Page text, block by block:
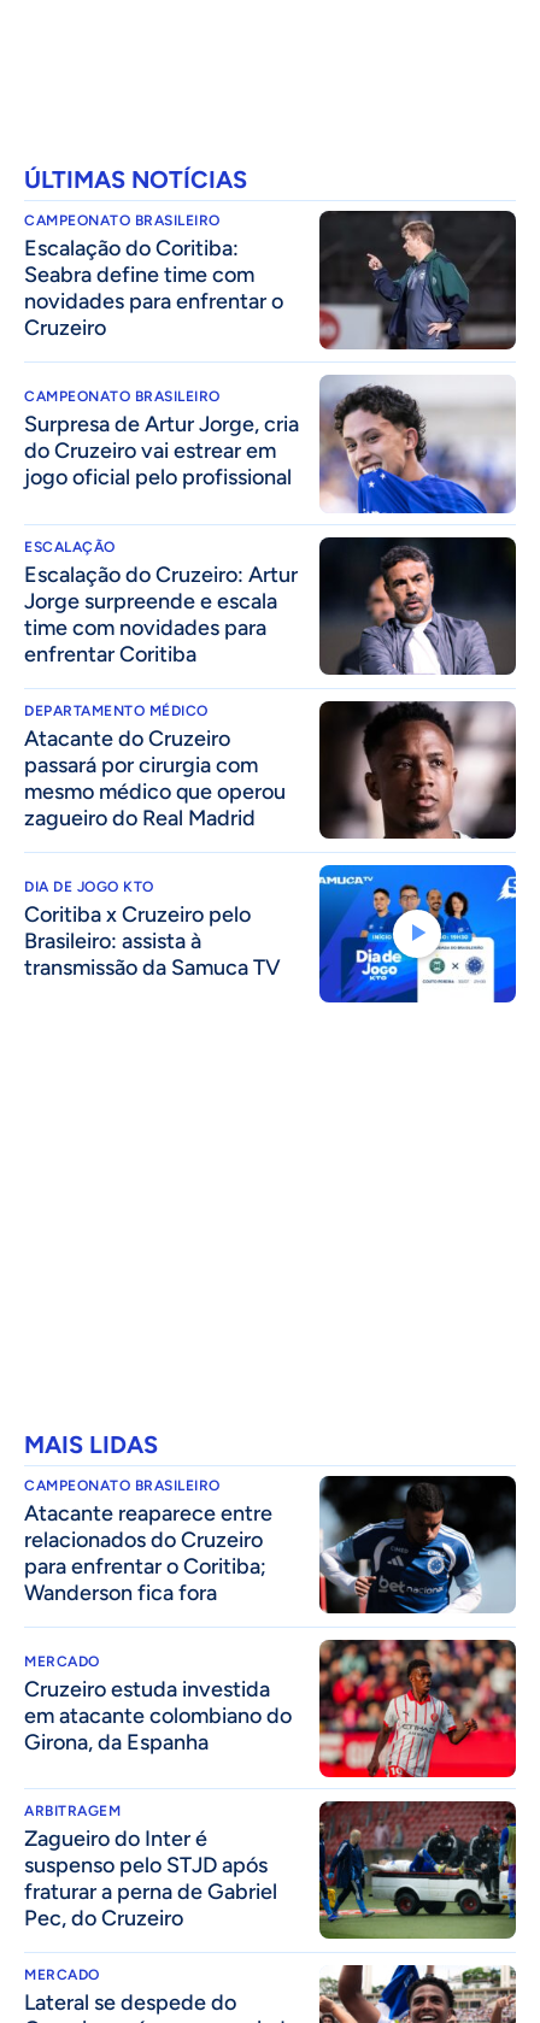
ÚLTIMAS NOTÍCIAS
CAMPEONATO BRASILEIRO
Escalação do Coritiba:
Seabra define time com
novidades para enfrentar o
Cruzeiro
CAMPEONATO BRASILEIRO
Surpresa de Artur Jorge, cria
do Cruzeiro vai estrear em
jogo oficial pelo profissional
ESCALAÇÃO
Escalação do Cruzeiro: Artur
Jorge surpreende e escala
time com novidades para
enfrentar Coritiba
DEPARTAMENTO MÉDICO
Atacante do Cruzeiro
passará por cirurgia com
mesmo médico que operou
zagueiro do Real Madrid
DIA DE JOGO KTO
Coritiba x Cruzeiro pelo
Brasileiro: assista à
transmissão da Samuca TV
MAIS LIDAS
CAMPEONATO BRASILEIRO
Atacante reaparece entre
relacionados do Cruzeiro
para enfrentar o Coritiba;
Wanderson fica fora
MERCADO
Cruzeiro estuda investida
em atacante colombiano do
Girona, da Espanha
ARBITRAGEM
Zagueiro do Inter é
suspenso pelo STJD após
fraturar a perna de Gabriel
Pec, do Cruzeiro
MERCADO
Lateral se despede do